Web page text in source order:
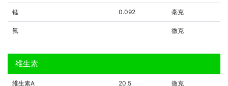
锰 0.092 毫克
氟 微克
维生素
维生素A 20.5 微克